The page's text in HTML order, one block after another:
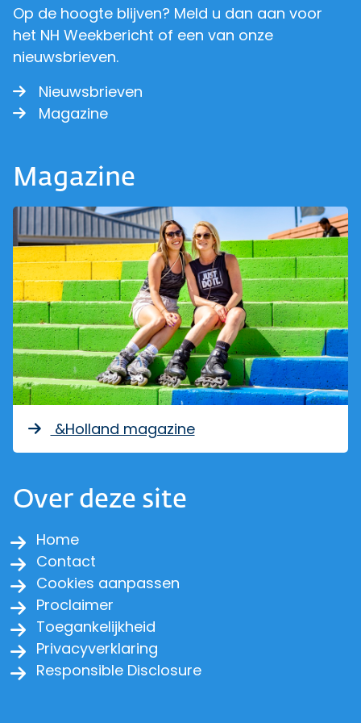
Op de hoogte blijven? Meld u dan aan voor
het NH Weekbericht of een van onze
nieuwsbrieven.
Nieuwsbrieven
Magazine
Magazine
&Holland magazine
Over deze site
Home
Contact
Cookies aanpassen
Proclaimer
Toegankelijkheid
Privacyverklaring
Responsible Disclosure